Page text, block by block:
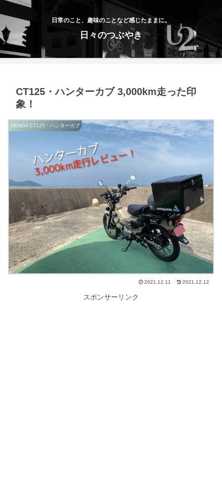
日常のこと、趣味のことなど感じたままに。
日々のつぶやき
CT125・ハンターカブ 3,000km走った印
象！
HONDA CT125・ハンターカブ
2021.12.11 2021.12.12
スポンサーリンク